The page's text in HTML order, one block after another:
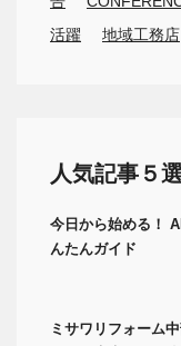
活躍
地域工務店
人気記事５選
今日から始める！
んたんガイド
ミサワリフォーム